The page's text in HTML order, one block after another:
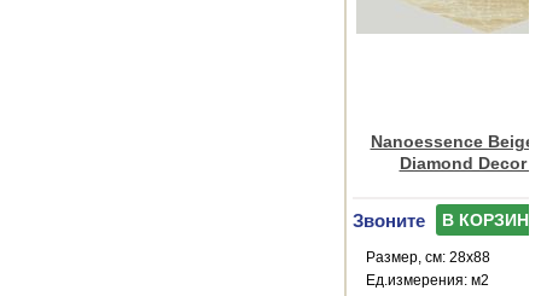
Nanoessence Beige
Diamond Decor
Звоните В КОРЗИНУ
Размер, см: 28x88
Ед.измерения: м2